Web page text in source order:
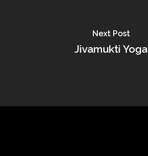
Next Post
Jivamukti Yoga